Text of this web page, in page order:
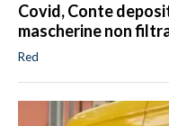
Covid, Conte
mascherine non
Red